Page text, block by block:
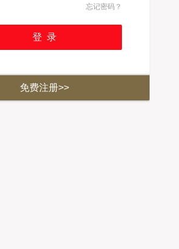
忘记密码？
免费注册>>